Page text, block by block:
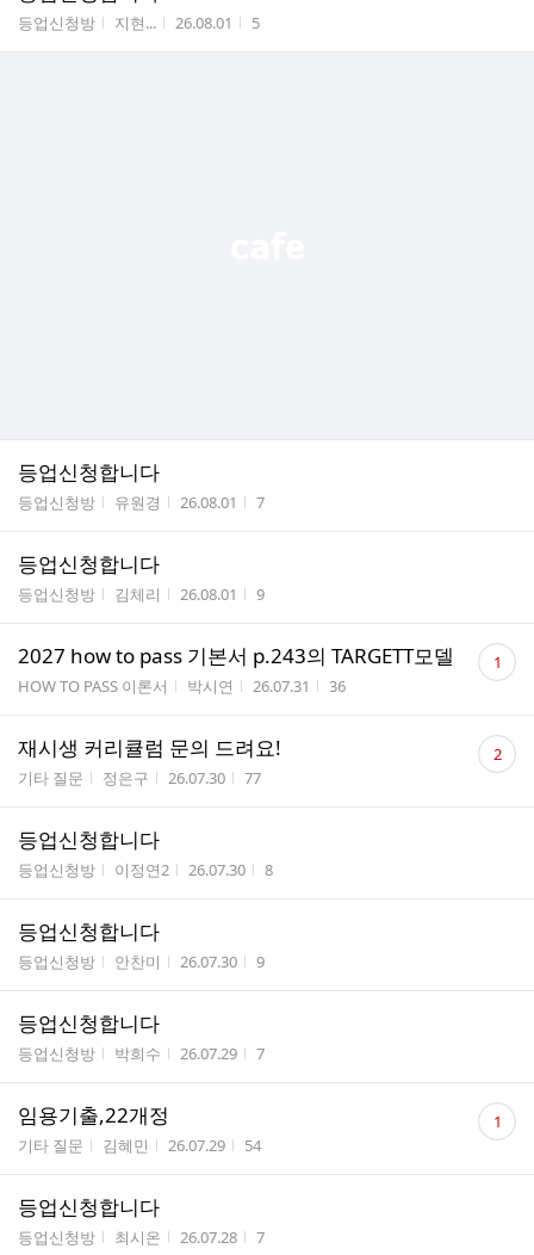
게시판명
등업신청방 작성자
지현... 작성시간
26.08.01 조회수
5
등업신청합니다
게시판명
등업신청방 작성자
유원경 작성시간
26.08.01 조회수
7
등업신청합니다
게시판명
등업신청방 작성자
김체리 작성시간
26.08.01 조회수
9
2027 how to pass 기본서 p.243의 TARGETT모델
게시판명
HOW TO PASS 이론서 작성자
박시연 작성시간
26.07.31 조회수
36
댓
글 1
재시생 커리큘럼 문의 드려요!
게시판명
기타 질문 작성자
정은구 작성시간
26.07.30 조회수
77
댓
글 2
등업신청합니다
게시판명
등업신청방 작성자
이정연2 작성시간
26.07.30 조회수
8
등업신청합니다
게시판명
등업신청방 작성자
안찬미 작성시간
26.07.30 조회수
9
등업신청합니다
게시판명
등업신청방 작성자
박희수 작성시간
26.07.29 조회수
7
임용기출,22개정
게시판명
기타 질문 작성자
김혜민 작성시간
26.07.29 조회수
54
댓
글 1
등업신청합니다
게시판명
등업신청방 작성자
최시온 작성시간
26.07.28 조회수
7